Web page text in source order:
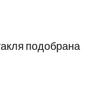
подобрана